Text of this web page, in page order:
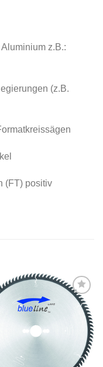
z.B.:
(z.B.
(FT) positiv
hinzufügen